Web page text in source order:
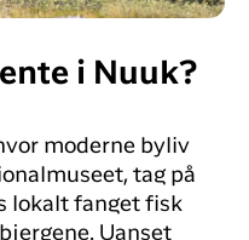
i Nuuk?
moderne byliv
tag på
lokalt fanget fisk
Uanset